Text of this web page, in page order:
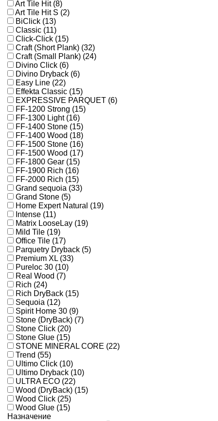
Art Tile Hit (8)
Art Tile Hit S (2)
BiClick (13)
Classic (11)
Click-Click (15)
Craft (Short Plank) (32)
Craft (Small Plank) (24)
Divino Click (6)
Divino Dryback (6)
Easy Line (22)
Effekta Classic (15)
EXPRESSIVE PARQUET (6)
FF-1200 Strong (15)
FF-1300 Light (16)
FF-1400 Stone (15)
FF-1400 Wood (18)
FF-1500 Stone (16)
FF-1500 Wood (17)
FF-1800 Gear (15)
FF-1900 Rich (16)
FF-2000 Rich (15)
Grand sequoia (33)
Grand Stone (5)
Home Expert Natural (19)
Intense (11)
Matrix LooseLay (19)
Mild Tile (19)
Office Tile (17)
Parquetry Dryback (5)
Premium XL (33)
Pureloc 30 (10)
Real Wood (7)
Rich (24)
Rich DryBack (15)
Sequoia (12)
Spirit Home 30 (9)
Stone (DryBack) (7)
Stone Click (20)
Stone Glue (15)
STONE MINERAL CORE (22)
Trend (55)
Ultimo Click (10)
Ultimo Dryback (10)
ULTRA ECO (22)
Wood (DryBack) (15)
Wood Click (25)
Wood Glue (15)
Назначение